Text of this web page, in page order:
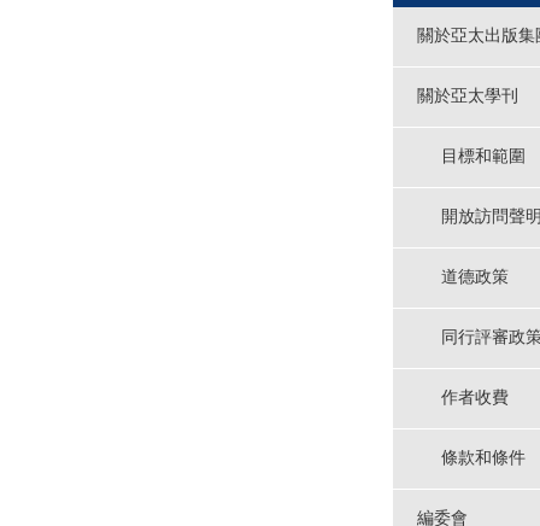
關於亞太出版集
關於亞太學刊
目標和範圍
開放訪問聲
道德政策
同行評審政
作者收費
條款和條件
編委會